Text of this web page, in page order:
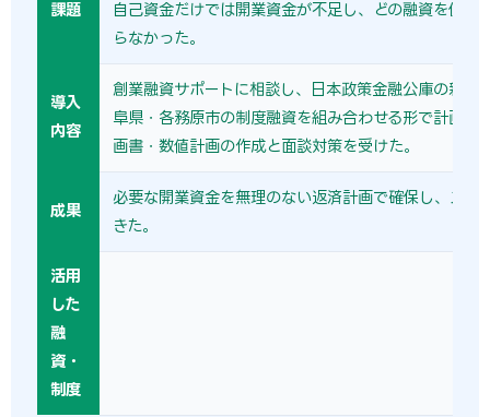
課題
自己資金だけでは開業資金が不足し、どの融資を使え
らなかった。
導入
内容
創業融資サポートに相談し、日本政策金融公庫の新規
阜県・各務原市の制度融資を組み合わせる形で計画を
画書・数値計画の作成と面談対策を受けた。
成果
必要な開業資金を無理のない返済計画で確保し、スム
きた。
活用
した
融
資・
制度